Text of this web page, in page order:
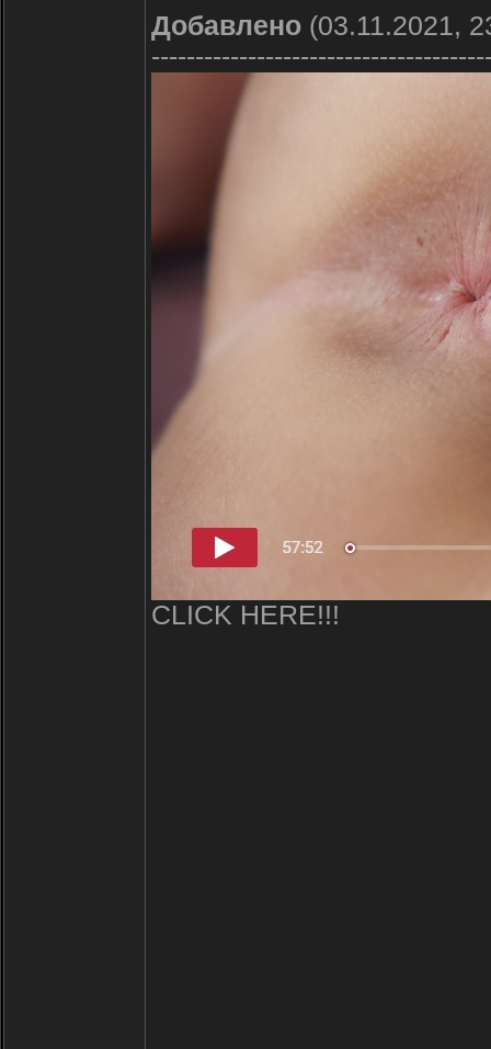
Добавлено (03.11.2021,
CLICK HERE!!!